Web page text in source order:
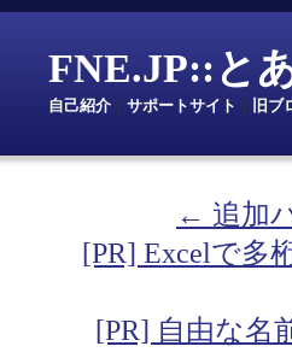
FNE.JP::と
自己紹介 サポートサイト 旧ブ
← 追加
[PR] Excelで多
[PR] 自由な名